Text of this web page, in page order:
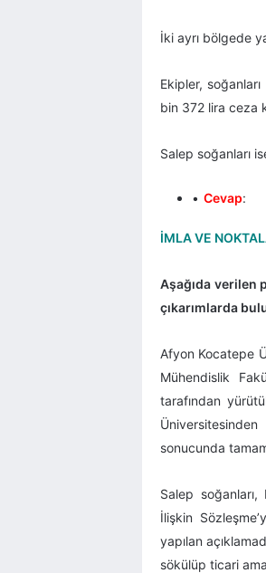
İki ayrı bölgede
Ekipler,
bin 372 lira ceza
Salep soğanları
Cevap:
İMLA VE
Aşağıda verilen
çıkarımlarda
Afyon Kocatepe
Mühendislik
tarafından
sonucunda
Salep
İlişkin
yapılan
sökülüp ticari